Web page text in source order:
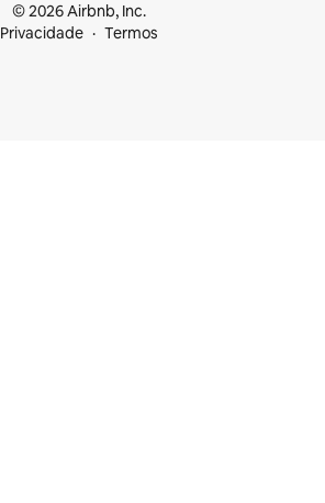
© 2026 Airbnb, Inc.
Privacidade
Termos